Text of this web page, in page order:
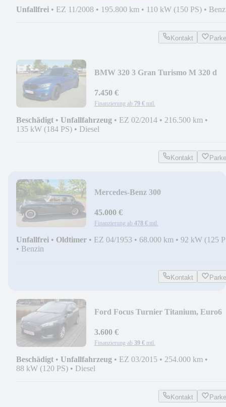
Unfallfrei • EZ 11/2008 • 195.800 km • 110 kW (150 PS) •
Kontakt
BMW 320 3 Gran Turismo M 320 d
7.450 €
Finanzierung ab 79 € mtl.
Beschädigt • Unfallfahrzeug • EZ 02/2014 • 216.500 km •
135 kW (184 PS) • Diesel
Kontakt
Mercedes-Benz 300
45.000 €
Finanzierung ab 478 € mtl.
Unfallfrei • Oldtimer • EZ 04/1953 • 68.000 km • 92 kW (125
• Benzin
Kontakt
Ford Focus Turnier Titanium, Euro6
3.600 €
Finanzierung ab 39 € mtl.
Beschädigt • Unfallfahrzeug • EZ 03/2015 • 254.000 km •
88 kW (120 PS) • Diesel
Kontakt